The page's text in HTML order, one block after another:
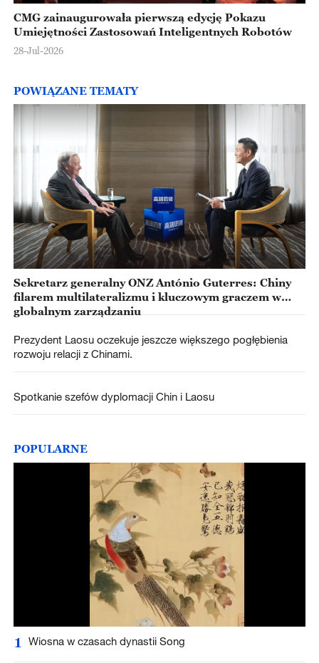
CMG zainaugurowała pierwszą edycję Pokazu
Umiejętności Zastosowań Inteligentnych Robotów
28-Jul-2026
POWIĄZANE TEMATY
Sekretarz generalny ONZ António Guterres: Chiny
filarem multilateralizmu i kluczowym graczem w
globalnym zarządzaniu
Prezydent Laosu oczekuje jeszcze większego pogłębienia
rozwoju relacji z Chinami.
Spotkanie szefów dyplomacji Chin i Laosu
POPULARNE
1 Wiosna w czasach dynastii Song